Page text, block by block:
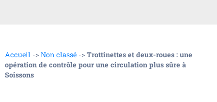
Accueil -> Non classé -> Trottinettes et deux-roues : une
opération de contrôle pour une circulation plus sûre à
Soissons